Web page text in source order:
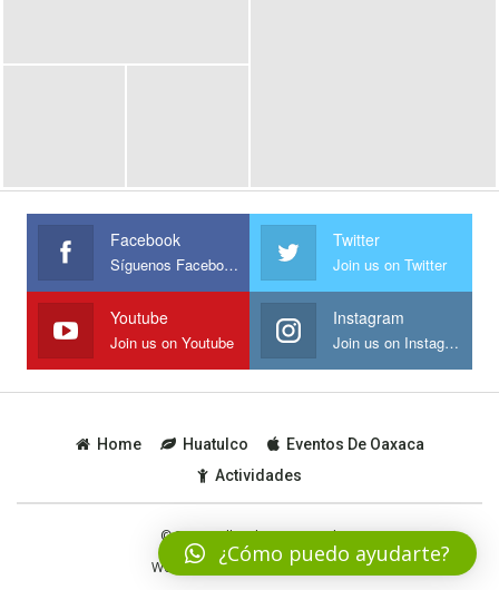
Facebook
Síguenos Facebook
Twitter
Join us on Twitter
Youtube
Join us on Youtube
Instagram
Join us on Instagram
Home Huatulco
Eventos De Oaxaca
Actividades
© 2019 - All Rights Reserved.
Website Design: Todo Huatulco
¿Cómo puedo ayudarte?